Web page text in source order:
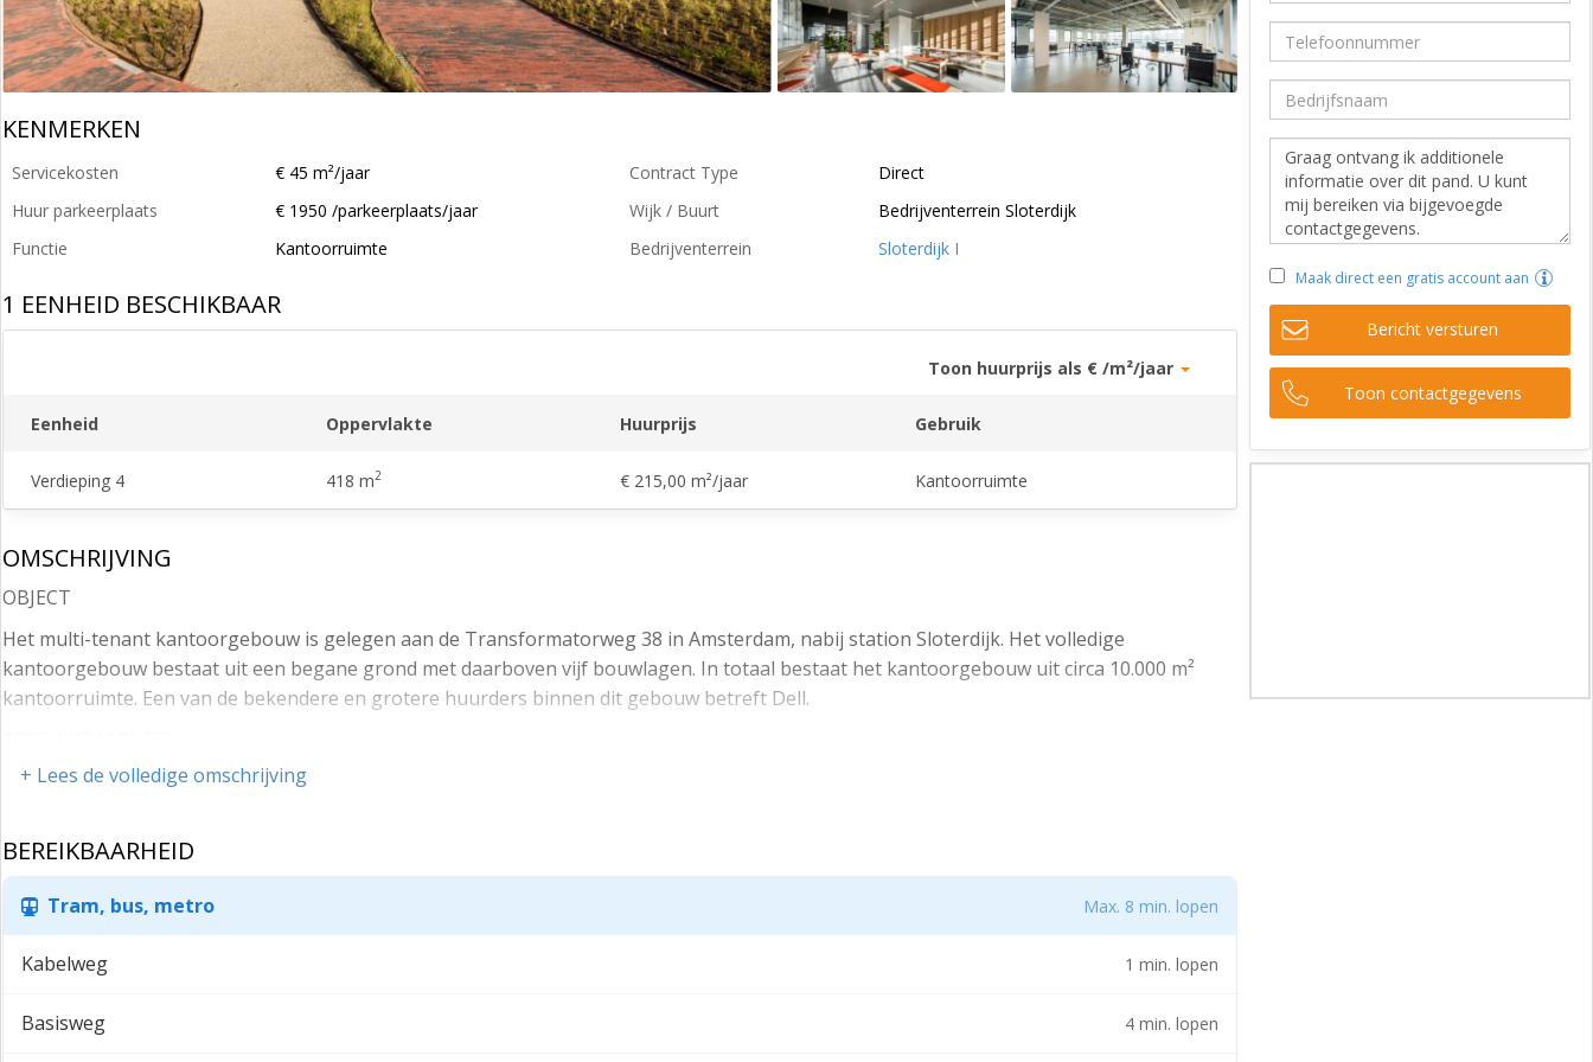
KENMERKEN
Servicekosten
€ 45 m²/jaar
Huur parkeerplaats
€ 1950 /parkeerplaats/jaar
Functie
Kantoorruimte
Contract Type
Direct
Wijk / Buurt
Bedrijventerrein Sloterdijk
Bedrijventerrein
Sloterdijk I
1 EENHEID BESCHIKBAAR
Toon huurprijs als € /m²/jaar
Eenheid Oppervlakte Huurprijs Gebruik
Verdieping 4 418 m2 € 215,00 m²/jaar Kantoorruimte
OMSCHRIJVING
OBJECT
Het multi-tenant kantoorgebouw is gelegen aan de Transformatorweg 38 in Amsterdam, nabij station Sloterdijk. Het volledige
kantoorgebouw bestaat uit een begane grond met daarboven vijf bouwlagen. In totaal bestaat het kantoorgebouw uit circa 10.000 m²
kantoorruimte. Een van de bekendere en grotere huurders binnen dit gebouw betreft Dell.
4e verdieping ca. 418 m²
€ 215,- per m² per jaar.
PARKEREN
SERVICEKOSTEN
+ Lees de volledige omschrijving
BEREIKBAARHEID
Tram, bus, metro Max. 8 min. lopen
Kabelweg 1 min. lopen
Basisweg 4 min. lopen
Maak direct een gratis account aan
Bericht versturen
Toon contactgegevens